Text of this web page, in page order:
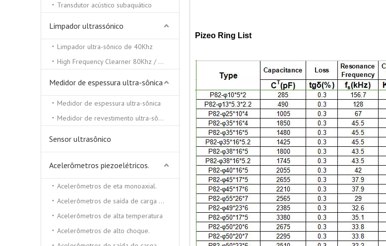
Transdutor acústico subaquático
Limpador ultrassónico
Limpador ultra-sônico de 40Khz
High Frequency Clearner 80Khz / 100Khz / 130 / Khz
Medidor de espessura ultra-sônica
Medidor de espessura ultra-sônica
Medidor de revestimento ultra-sônico
Sensor ultrasônico
Acelerômetros piezoelétricos.
Acelerômetros de eta monoaxial.
Acelerômetros de saída de carga triaxial
Acelerômetros de alta temperatura
Acelerômetros de alto choque.
Pizeo Ring List